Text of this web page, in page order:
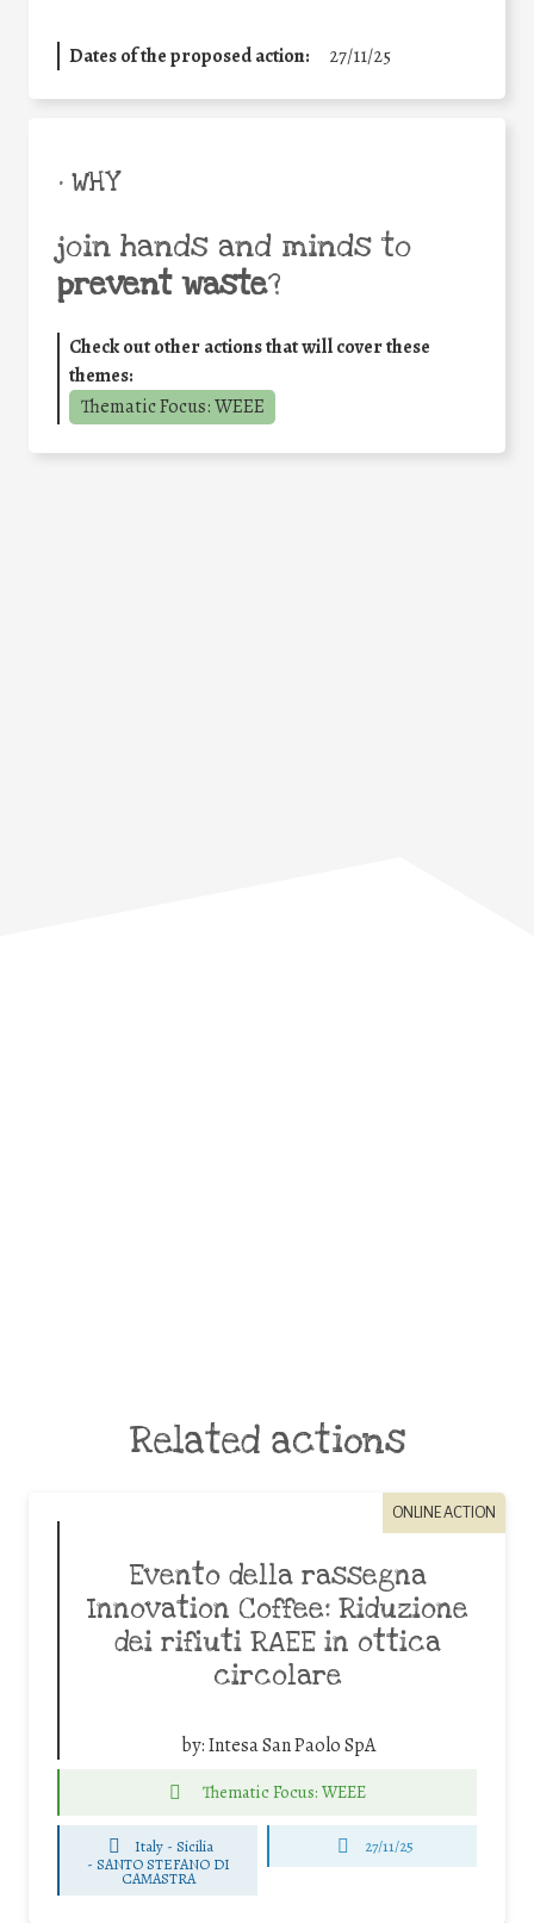
Dates of the proposed action: 27/11/25
• WHY
join hands and minds to
prevent waste?
Check out other actions that will cover these
themes:
Thematic Focus: WEEE
Related actions
ONLINE ACTION
Evento della rassegna
Innovation Coffee: Riduzione
dei rifiuti RAEE in ottica
circolare
by:Intesa San Paolo SpA
Thematic Focus: WEEE
Italy - Sicilia
- SANTO STEFANO DI
CAMASTRA
27/11/25